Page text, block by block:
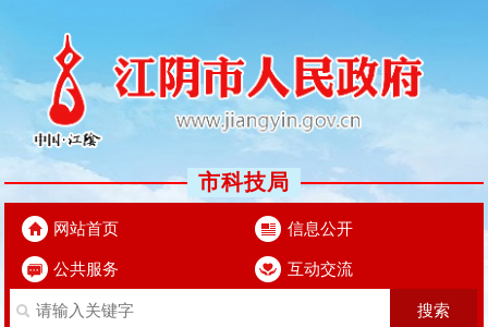
市科技局
网站首页 信息公开
公共服务 互动交流